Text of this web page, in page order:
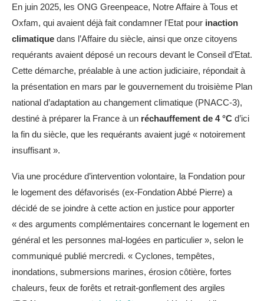
En juin 2025, les ONG Greenpeace, Notre Affaire à Tous et
Oxfam, qui avaient déjà fait condamner l'Etat pour inaction
climatique dans l’Affaire du siècle, ainsi que onze citoyens
requérants avaient déposé un recours devant le Conseil d’Etat.
Cette démarche, préalable à une action judiciaire, répondait à
la présentation en mars par le gouvernement du troisième Plan
national d’adaptation au changement climatique (PNACC-3),
destiné à préparer la France à un réchauffement de 4 °C d’ici
la fin du siècle, que les requérants avaient jugé « notoirement
insuffisant ».
Via une procédure d’intervention volontaire, la Fondation pour
le logement des défavorisés (ex-Fondation Abbé Pierre) a
décidé de se joindre à cette action en justice pour apporter
« des arguments complémentaires concernant le logement en
général et les personnes mal-logées en particulier », selon le
communiqué publié mercredi. « Cyclones, tempêtes,
inondations, submersions marines, érosion côtière, fortes
chaleurs, feux de forêts et retrait-gonflement des argiles